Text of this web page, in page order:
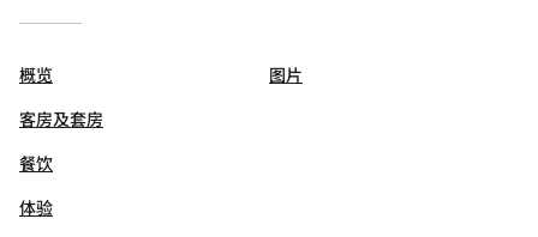
概览
客房及套房
餐饮
体验
图片